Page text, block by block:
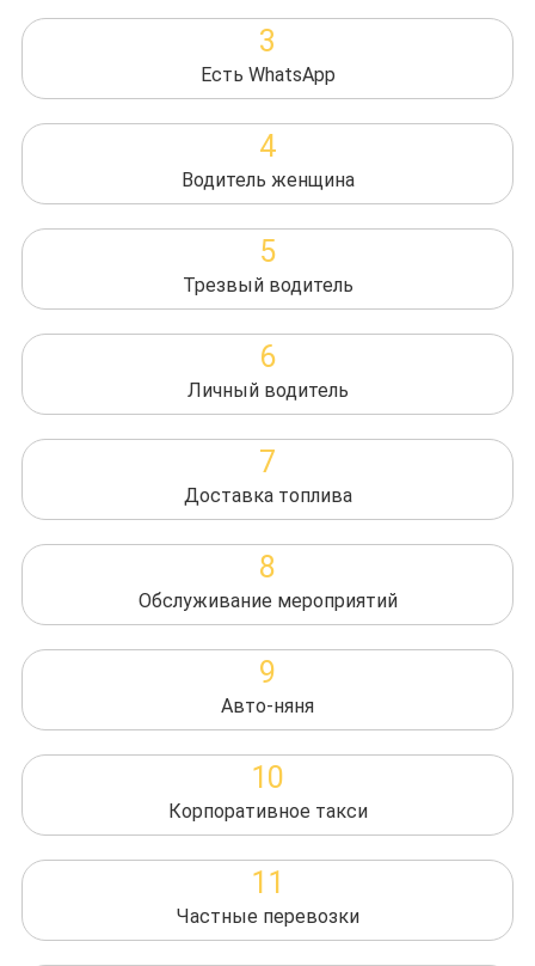
3
Есть WhatsApp
4
Водитель женщина
5
Трезвый водитель
6
Личный водитель
7
Доставка топлива
8
Обслуживание мероприятий
9
Авто-няня
10
Корпоративное такси
11
Частные перевозки